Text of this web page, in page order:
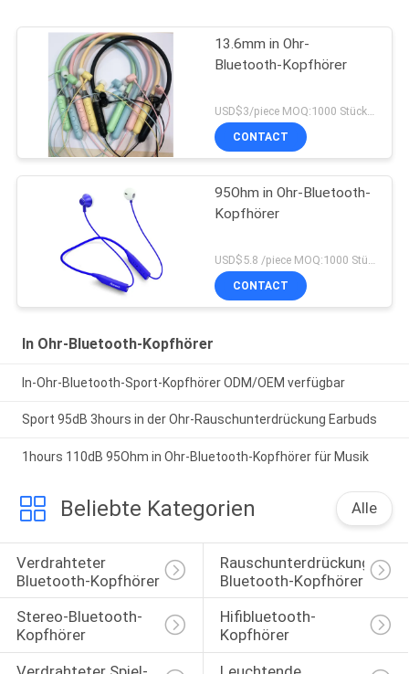
13.6mm in Ohr-
Bluetooth-Kopfhörer
USD$3/piece MOQ:1000 Stücke pro Einzelteile
CONTACT
95Ohm in Ohr-Bluetooth-
Kopfhörer
CONTACT
In Ohr-Bluetooth-Kopfhörer
In-Ohr-Bluetooth-Sport-Kopfhörer ODM/OEM verfügbar
Sport 95dB 3hours in der Ohr-Rauschunterdrückung Earbuds
1hours 110dB 95Ohm in Ohr-Bluetooth-Kopfhörer für Musik
Beliebte Kategorien Alle
Verdrahteter
Bluetooth-Kopfhörer
Rauschunterdrückungs-
Bluetooth-Kopfhörer
Stereo-Bluetooth-
Kopfhörer
Hifibluetooth-
Kopfhörer